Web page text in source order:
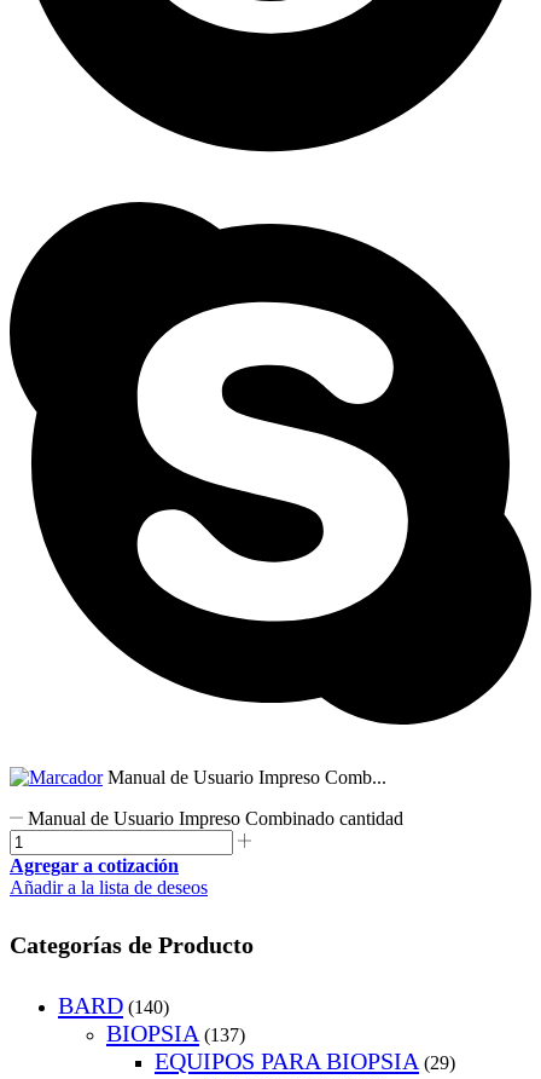
Manual de Usuario Impreso Comb...
Manual de Usuario Impreso Combinado cantidad
Agregar a cotización
Añadir a la lista de deseos
Categorías de Producto
BARD (140)
BIOPSIA (137)
EQUIPOS PARA BIOPSIA (29)